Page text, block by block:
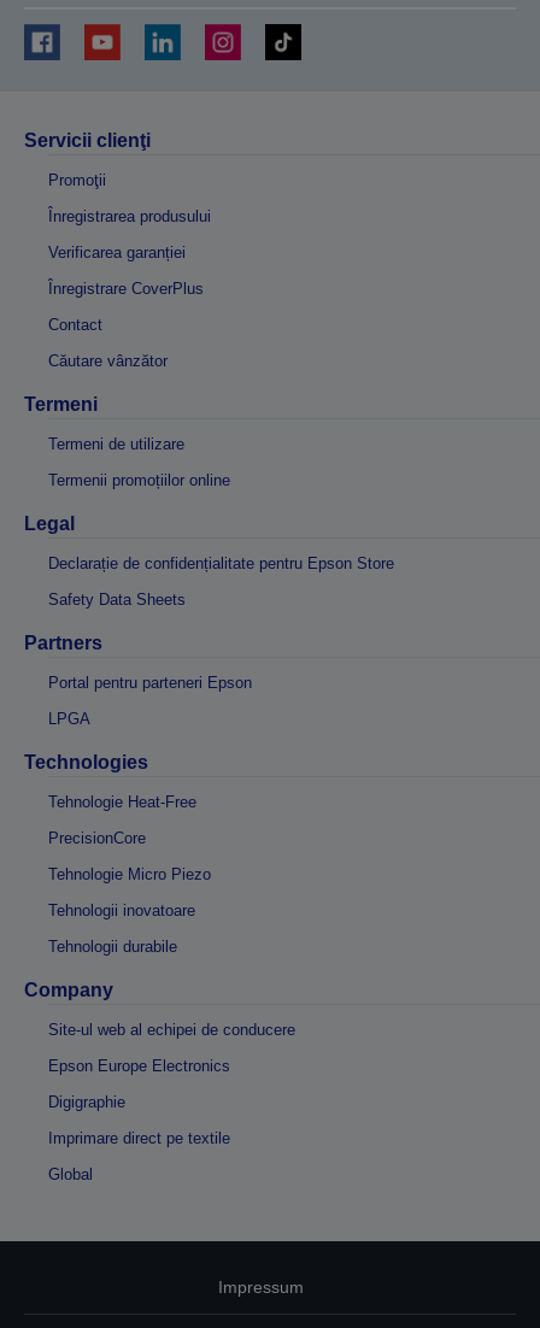
Servicii clienţi
Promoţii
Înregistrarea produsului
Verificarea garanției
Înregistrare CoverPlus
Contact
Căutare vânzător
Termeni
Termeni de utilizare
Termenii promoțiilor online
Legal
Declarație de confidențialitate pentru Epson Store
Safety Data Sheets
Partners
Portal pentru parteneri Epson
LPGA
Technologies
Tehnologie Heat-Free
PrecisionCore
Tehnologie Micro Piezo
Tehnologii inovatoare
Tehnologii durabile
Company
Site-ul web al echipei de conducere
Epson Europe Electronics
Digigraphie
Imprimare direct pe textile
Global
Impressum